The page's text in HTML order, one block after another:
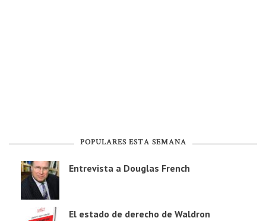
POPULARES ESTA SEMANA
Entrevista a Douglas French
El estado de derecho de Waldron